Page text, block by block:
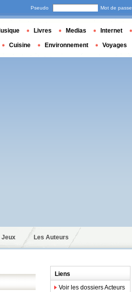
Jeux Les Auteurs
Liens
Voir les dossiers Acteurs
Pseudo Mot de passe
Livres Medias Internet
Cuisine Environnement Voyages